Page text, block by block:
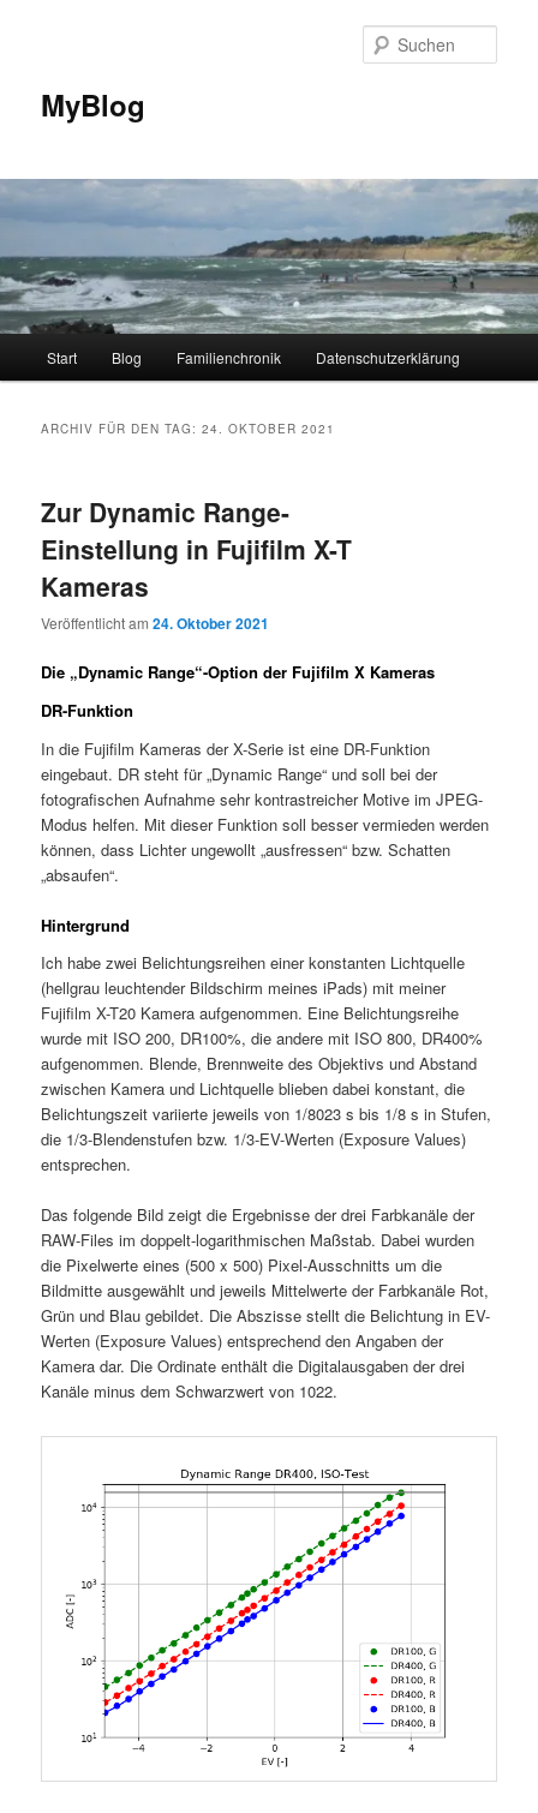
MyBlog
Start Blog Familienchronik Datenschutzerklärung
ARCHIV FÜR DEN TAG:24. OKTOBER 2021
Zur Dynamic Range-
Einstellung in Fujifilm X-T
Kameras
Veröffentlicht am24. Oktober 2021
Die „Dynamic Range“-Option der Fujifilm X Kameras
DR-Funktion
In die Fujifilm Kameras der X-Serie ist eine DR-Funktion
eingebaut. DR steht für „Dynamic Range“ und soll bei der
fotografischen Aufnahme sehr kontrastreicher Motive im JPEG-
Modus helfen. Mit dieser Funktion soll besser vermieden werden
können, dass Lichter ungewollt „ausfressen“ bzw. Schatten
„absaufen“.
Hintergrund
Ich habe zwei Belichtungsreihen einer konstanten Lichtquelle
(hellgrau leuchtender Bildschirm meines iPads) mit meiner
Fujifilm X-T20 Kamera aufgenommen. Eine Belichtungsreihe
wurde mit ISO 200, DR100%, die andere mit ISO 800, DR400%
aufgenommen. Blende, Brennweite des Objektivs und Abstand
zwischen Kamera und Lichtquelle blieben dabei konstant, die
Belichtungszeit variierte jeweils von 1/8023 s bis 1/8 s in Stufen,
die 1/3-Blendenstufen bzw. 1/3-EV-Werten (Exposure Values)
entsprechen.
Das folgende Bild zeigt die Ergebnisse der drei Farbkanäle der
RAW-Files im doppelt-logarithmischen Maßstab. Dabei wurden
die Pixelwerte eines (500 x 500) Pixel-Ausschnitts um die
Bildmitte ausgewählt und jeweils Mittelwerte der Farbkanäle Rot,
Grün und Blau gebildet. Die Abszisse stellt die Belichtung in EV-
Werten (Exposure Values) entsprechend den Angaben der
Kamera dar. Die Ordinate enthält die Digitalausgaben der drei
Kanäle minus dem Schwarzwert von 1022.